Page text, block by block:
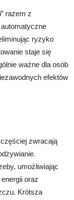
razem z
ryzyko
staje się
ważne dla osób
efektów
zwracają
umożliwiając
oraz
Krótsza